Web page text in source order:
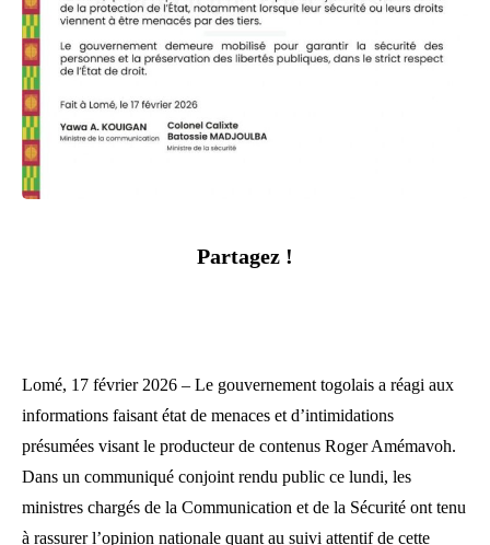
Partagez !
Lomé, 17 février 2026 – Le gouvernement togolais a réagi aux
informations faisant état de menaces et d’intimidations
présumées visant le producteur de contenus Roger Amémavoh.
Dans un communiqué conjoint rendu public ce lundi, les
ministres chargés de la Communication et de la Sécurité ont tenu
à rassurer l’opinion nationale quant au suivi attentif de cette